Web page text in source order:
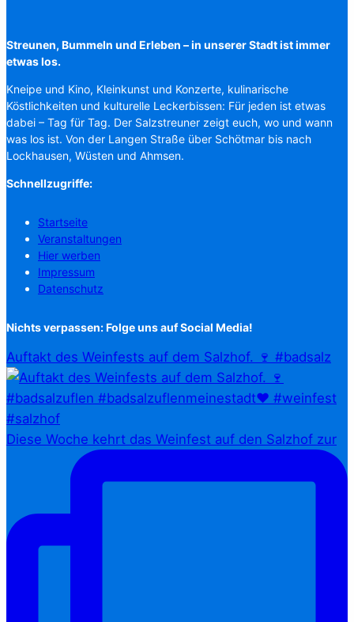
Streunen, Bummeln und Erleben – in unserer Stadt ist immer
etwas los.
Kneipe und Kino, Kleinkunst und Konzerte, kulinarische
Köstlichkeiten und kulturelle Leckerbissen: Für jeden ist etwas
dabei – Tag für Tag. Der Salzstreuner zeigt euch, wo und wann
was los ist. Von der Langen Straße über Schötmar bis nach
Lockhausen, Wüsten und Ahmsen.
Schnellzugriffe:
Startseite
Veranstaltungen
Hier werben
Impressum
Datenschutz
Nichts verpassen: Folge uns auf Social Media!
Auftakt des Weinfests auf dem Salzhof. 🍷 #badsalz
Diese Woche kehrt das Weinfest auf den Salzhof zur